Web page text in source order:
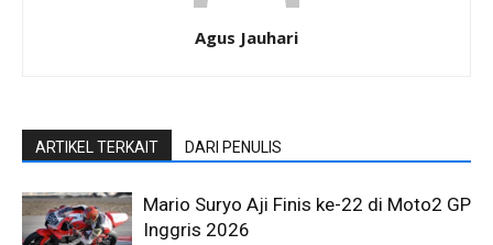
Agus Jauhari
ARTIKEL TERKAIT DARI PENULIS
Mario Suryo Aji Finis ke-22 di Moto2 GP
Inggris 2026